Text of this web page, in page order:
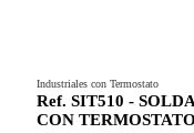
Industriales con Termostato
Ref. SIT510 -
CON TERMOSTATO